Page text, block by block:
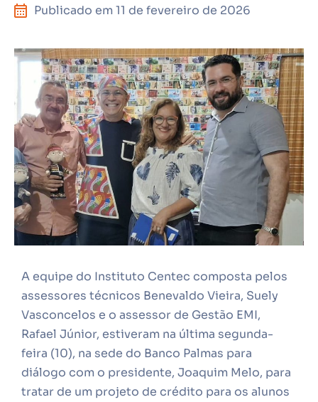
Publicado em 11 de fevereiro de 2026
A equipe do Instituto Centec composta pelos
assessores técnicos Benevaldo Vieira, Suely
Vasconcelos e o assessor de Gestão EMI,
Rafael Júnior, estiveram na última segunda-
feira (10), na sede do Banco Palmas para
diálogo com o presidente, Joaquim Melo, para
tratar de um projeto de crédito para os alunos